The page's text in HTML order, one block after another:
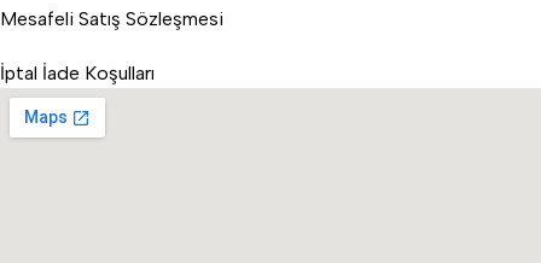
Mesafeli Satış Sözleşmesi
İptal İade Koşulları